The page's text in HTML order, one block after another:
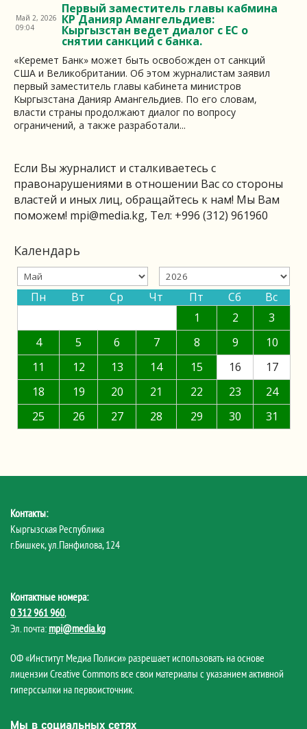
Первый заместитель главы кабмина
КР Данияр Амангельдиев:
Кыргызстан ведет диалог с ЕС о
снятии санкций с банка.
Май 2, 2026
09:04
«Керемет Банк» может быть освобожден от санкций
США и Великобритании. Об этом журналистам заявил
первый заместитель главы кабинета министров
Кыргызстана Данияр Амангельдиев. По его словам,
власти страны продолжают диалог по вопросу
ограничений, а также разработали...
Если Вы журналист и сталкиваетесь с
правонарушениями в отношении Вас со стороны
властей и иных лиц, обращайтесь к нам! Мы Вам
поможем! mpi@media.kg, Тел: +996 (312) 961960
Календарь
Пн Вт Ср Чт Пт Сб
Вс
1
2
3
4
5 6 7 8 9
10
11
12 13 14 15 16
17
18
19 20 21 22 23
24
25
26 27 28 29 30 31
Контакты:
Кыргызская Республика
г.Бишкек, ул.Панфилова, 124
Контактные номера:
0 312 961 960,
Эл. почта: mpi@media.kg
ОФ «Институт Медиа Полиси» разрешает использовать на основе
лицензии Creative Commons все свои материалы с указанием активной
гиперссылки на первоисточник.
Мы в социальных сетях